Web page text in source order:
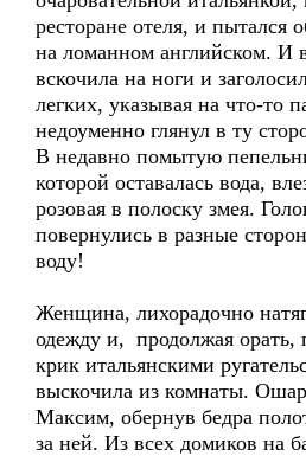
ресторане отеля, и пытался
на ломанном английском. И
вскочила на ноги и
легких, указывая на что-то
недоуменно глянул в ту
В недавно помытую
которой оставалась вода,
розовая в полоску змея.
повернулись в разные
воду!
Женщина, лихорадочно
одежду и, продолжая орать,
крик итальянскими
выскочила из комнаты.
Максим, обернув бедра
за ней. Из всех домиков на